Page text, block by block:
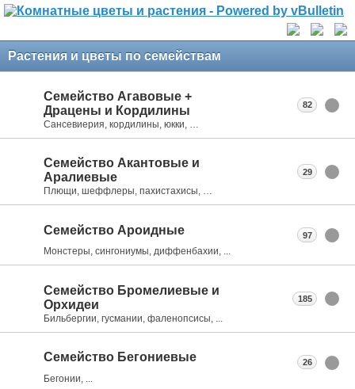
Растения и цветы по семействам
Семейство Агавовые +
Драцены и Кордилины
Сансевиерия, кордилины, юкки, …
82
Семейство Акантовые и
Аралиевые
Плющи, шеффлеры, пахистахисы, …
29
Семейство Ароидные
Монстеры, сингониумы, диффенбахии, ...
97
Семейство Бромелиевые и
Орхидеи
Бильбергии, гусмании, фаленопсисы, ...
185
Семейство Бегониевые
Бегонии, ...
26